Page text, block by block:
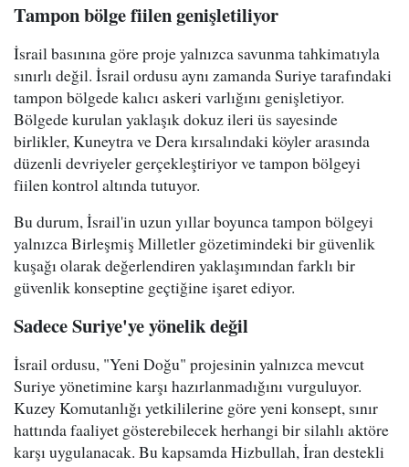
Tampon bölge fiilen genişletiliyor
İsrail basınına göre proje yalnızca savunma tahkimatıyla
sınırlı değil. İsrail ordusu aynı zamanda Suriye tarafındaki
tampon bölgede kalıcı askeri varlığını genişletiyor.
Bölgede kurulan yaklaşık dokuz ileri üs sayesinde
birlikler, Kuneytra ve Dera kırsalındaki köyler arasında
düzenli devriyeler gerçekleştiriyor ve tampon bölgeyi
fiilen kontrol altında tutuyor.
Bu durum, İsrail'in uzun yıllar boyunca tampon bölgeyi
yalnızca Birleşmiş Milletler gözetimindeki bir güvenlik
kuşağı olarak değerlendiren yaklaşımından farklı bir
güvenlik konseptine geçtiğine işaret ediyor.
Sadece Suriye'ye yönelik değil
İsrail ordusu, "Yeni Doğu" projesinin yalnızca mevcut
Suriye yönetimine karşı hazırlanmadığını vurguluyor.
Kuzey Komutanlığı yetkililerine göre yeni konsept, sınır
hattında faaliyet gösterebilecek herhangi bir silahlı aktöre
karşı uygulanacak. Bu kapsamda Hizbullah, İran destekli